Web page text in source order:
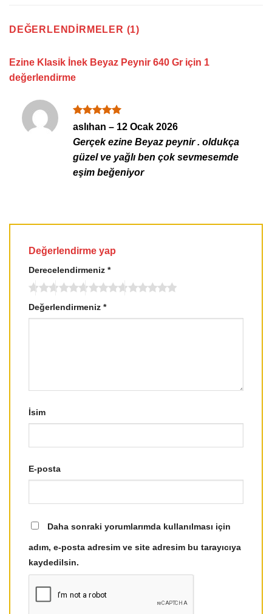
DEĞERLENDIRMELER (1)
Ezine Klasik İnek Beyaz Peynir 640 Gr için 1
değerlendirme
5 üzerinden
aslıhan – 12 Ocak 2026
Gerçek ezine Beyaz peynir . oldukça
güzel ve yağlı ben çok sevmesemde
eşim beğeniyor
Değerlendirme yap
Derecelendirmeniz *
Değerlendirmeniz *
İsim
E-posta
Daha sonraki yorumlarımda kullanılması için
adım, e-posta adresim ve site adresim bu tarayıcıya
kaydedilsin.